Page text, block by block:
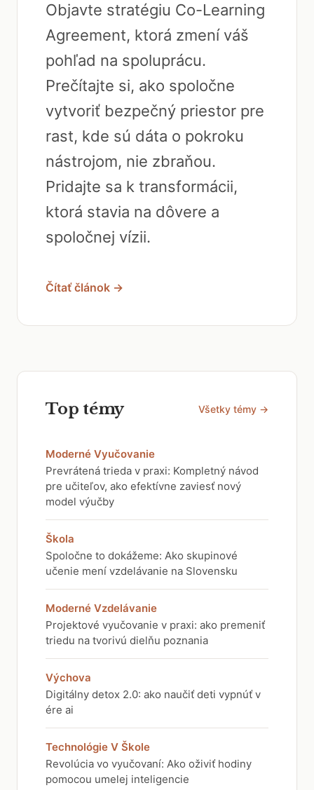
Objavte stratégiu Co-Learning
Agreement, ktorá zmení váš
pohľad na spoluprácu.
Prečítajte si, ako spoločne
vytvoriť bezpečný priestor pre
rast, kde sú dáta o pokroku
nástrojom, nie zbraňou.
Pridajte sa k transformácii,
ktorá stavia na dôvere a
spoločnej vízii.
Čítať článok →
Top témy Všetky témy →
Moderné Vyučovanie
Prevrátená trieda v praxi: Kompletný návod
pre učiteľov, ako efektívne zaviesť nový
model výučby
Škola
Spoločne to dokážeme: Ako skupinové
učenie mení vzdelávanie na Slovensku
Moderné Vzdelávanie
Projektové vyučovanie v praxi: ako premeniť
triedu na tvorivú dielňu poznania
Výchova
Digitálny detox 2.0: ako naučiť deti vypnúť v
ére ai
Technológie V Škole
Revolúcia vo vyučovaní: Ako oživiť hodiny
pomocou umelej inteligencie